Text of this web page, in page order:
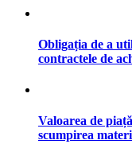
Obligația de a
contractele de
Valoarea de
scumpirea